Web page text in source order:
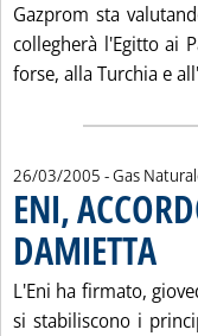
Gazprom sta
collegherà l'Egitto ai
forse, alla Turchia e
26/03/2005 - Gas
ENI,
DAMIETTA
L'Eni ha firmato,
si stabiliscono i